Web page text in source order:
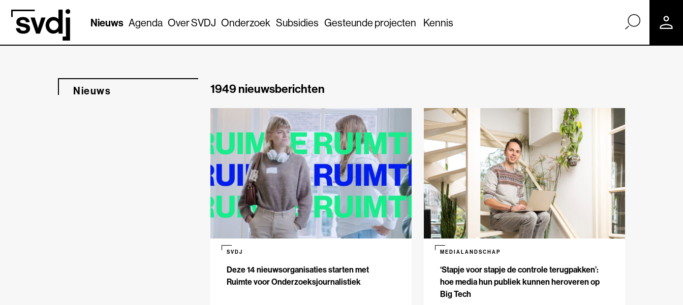
Naar hoofdinhoud
Nieuws Agenda Over SVDJ Onderzoek Subsidies Gesteunde projecten Kennis
Nieuws 1949 nieuwsberichten
Deze 14 nieuwsorganisaties starten met
Ruimte voor Onderzoeksjournalistiek
SVDJ
‘Stapje voor stapje de controle terugpakken’:
hoe media hun publiek kunnen heroveren op
Big Tech
MEDIALANDSCHAP